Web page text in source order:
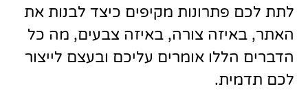
לתת לכם פתרונות מקיפים כיצד לבנות את
האתר, באיזה צורה, באיזה צבעים, מה כל
הדברים הללו אומרים עליכם ובעצם לייצור
לכם תדמית.